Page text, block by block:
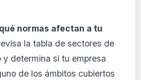
normas afectan a tu
la tabla de sectores de
y determina si tu empresa
de los ámbitos cubiertos